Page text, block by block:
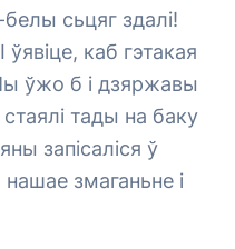
сьцяг здалі!
каб гэтакая
ўжо б і дзяржавы
тады на баку
запісаліся ў
змаганьне і